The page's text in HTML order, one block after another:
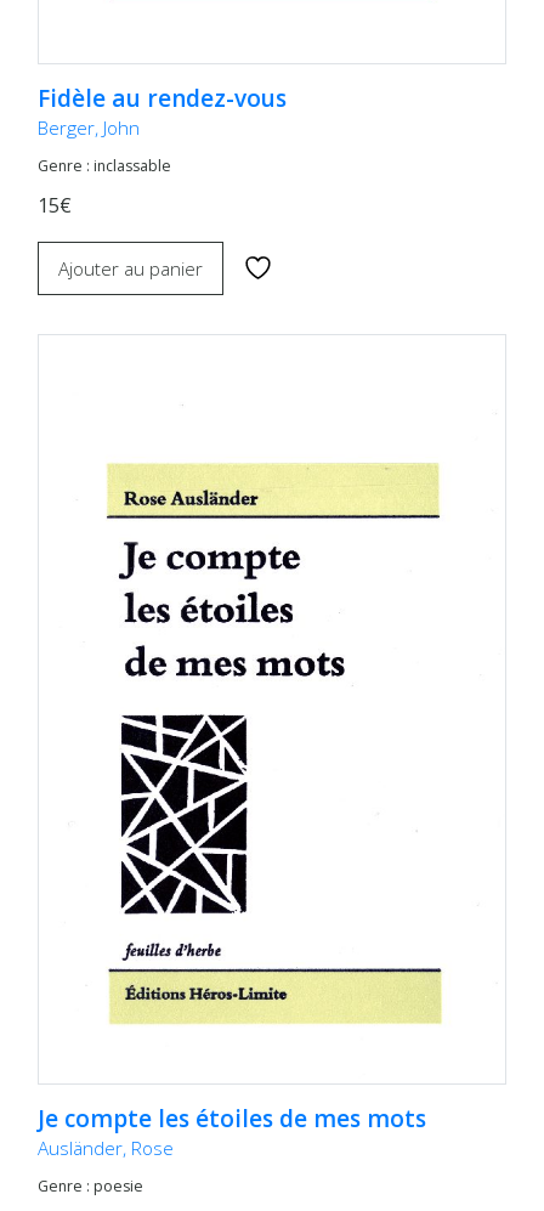
Fidèle au rendez-vous
Berger, John
Genre : inclassable
15€
Ajouter au panier
Je compte les étoiles de mes mots
Ausländer, Rose
Genre : poesie